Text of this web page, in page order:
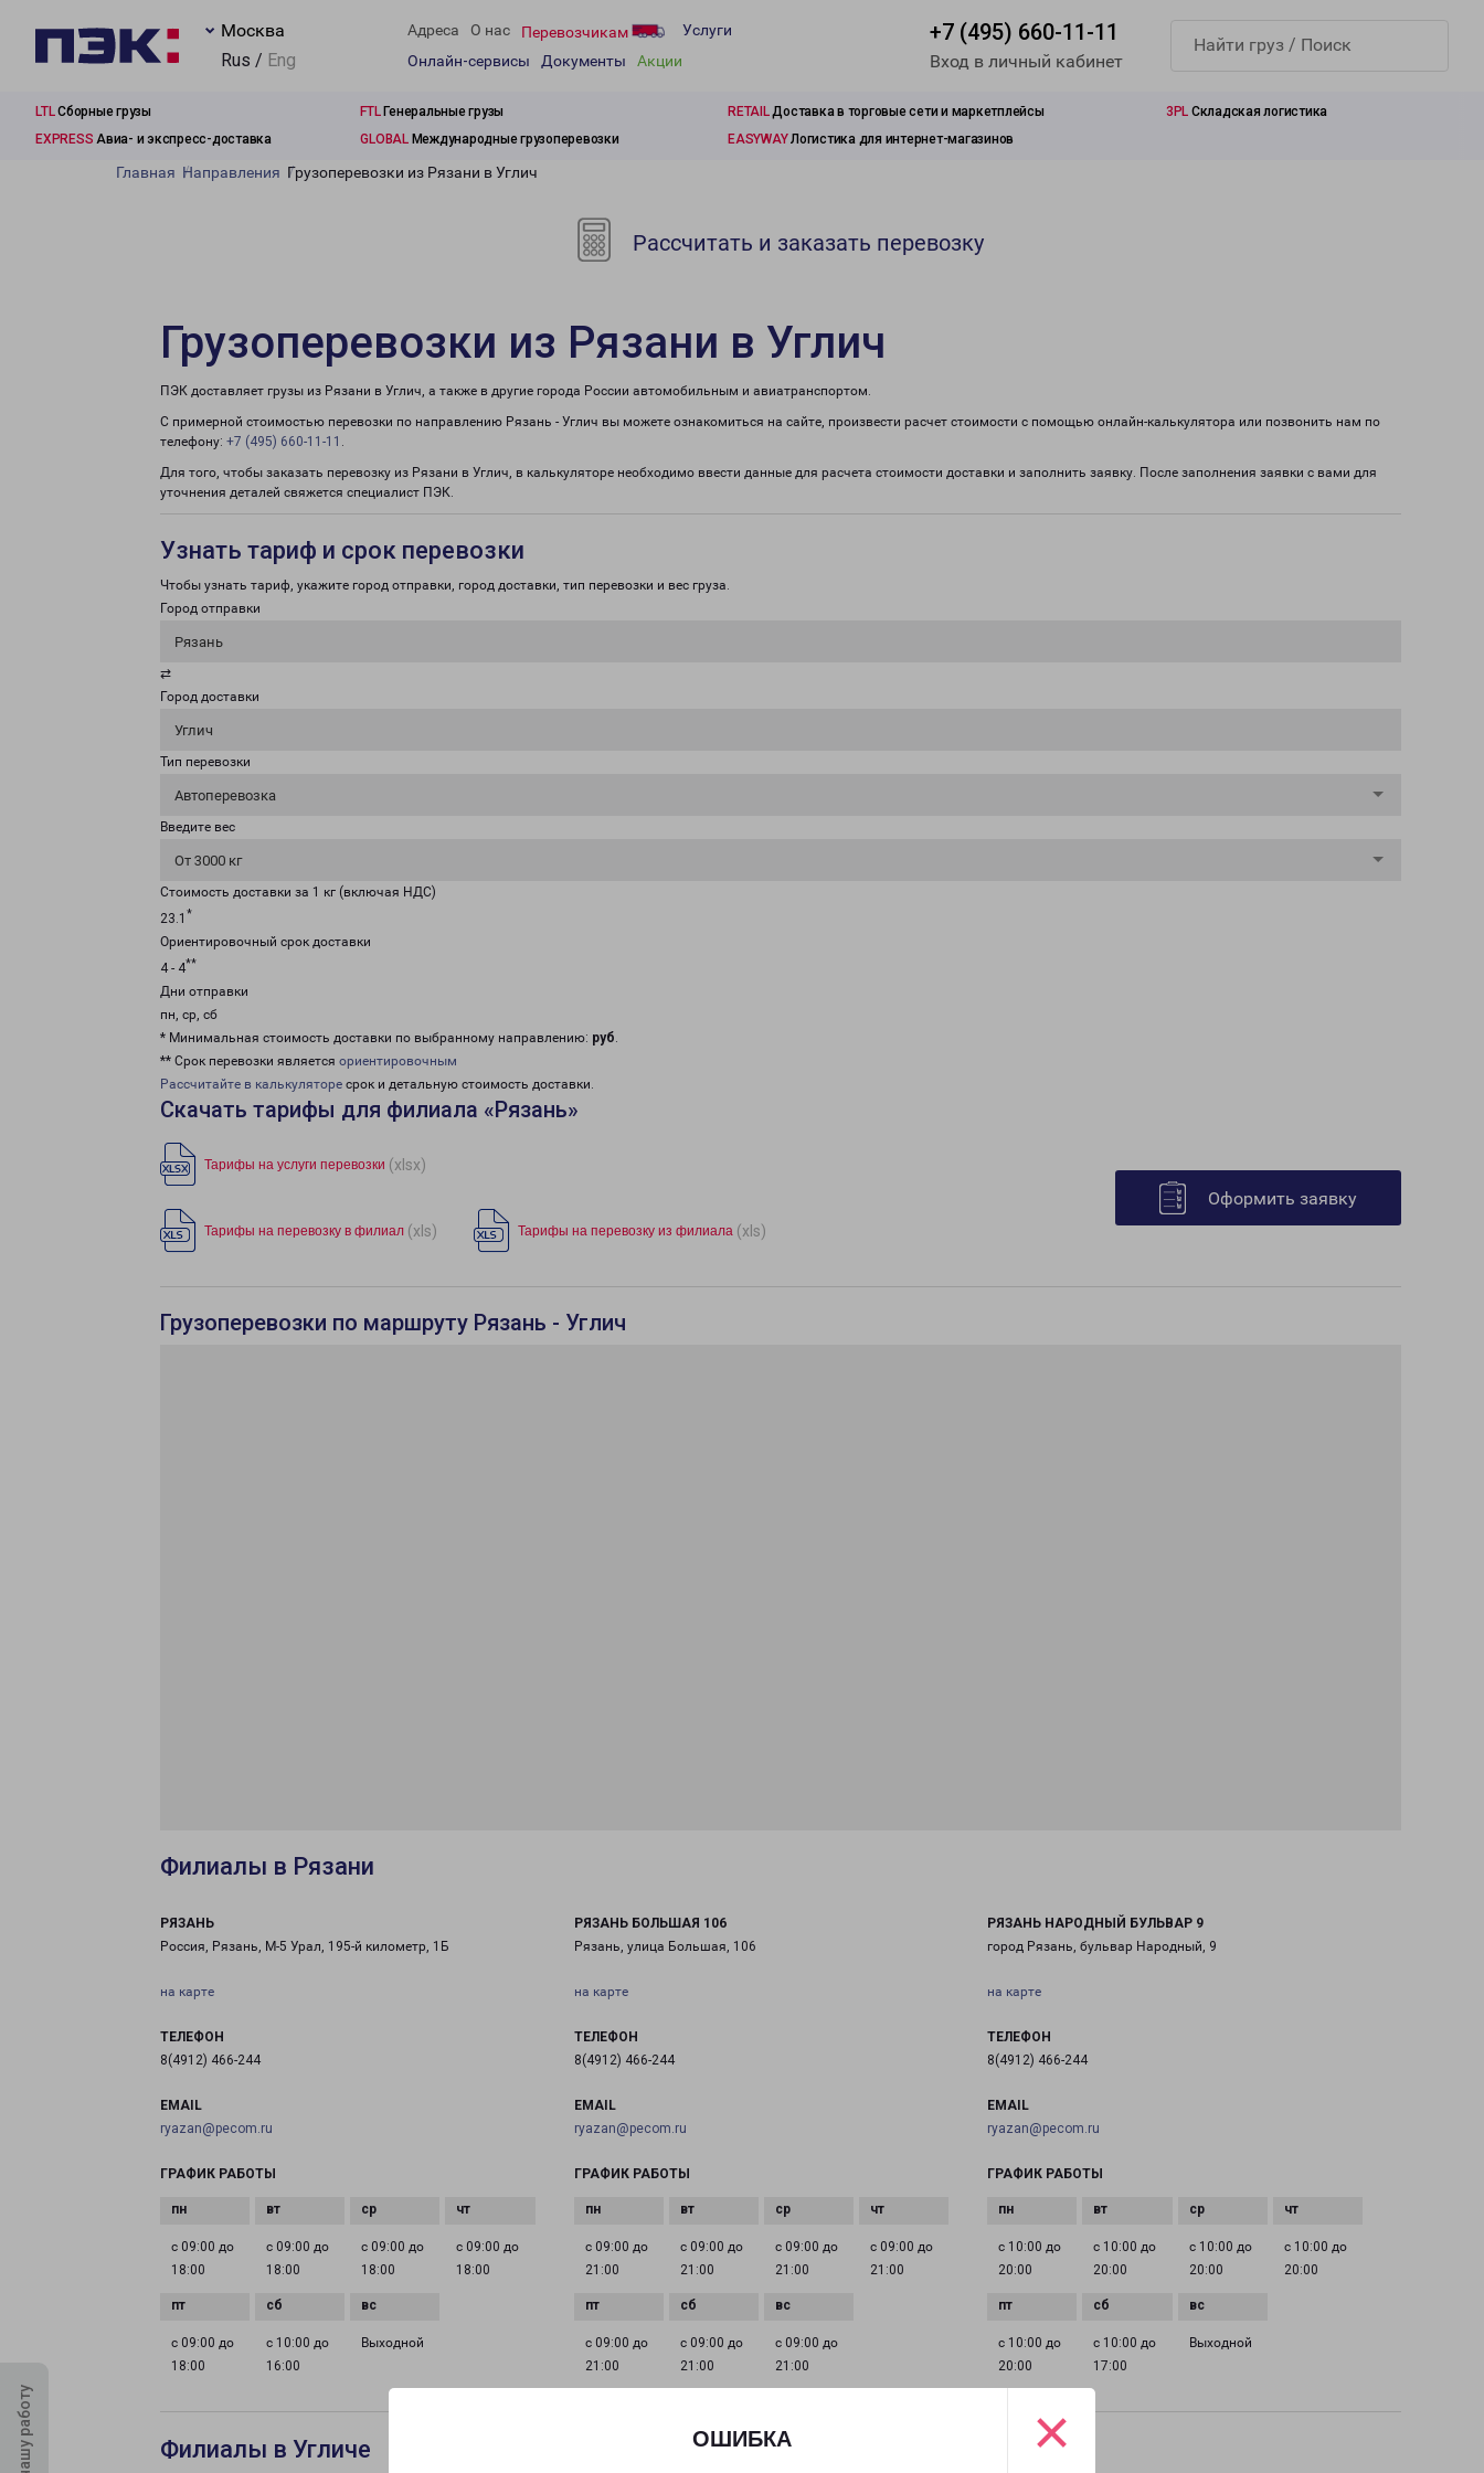
ОШИБКА ×
Москва
Rus / Eng
Адреса О нас Перевозчикам
Услуги
Онлайн-сервисы
Документы Акции
+7 (495) 660-11-11
Вход в личный кабинет
LTLСборные грузы FTLГенеральные грузы RETAILДоставка в торговые сети и маркетплейсы 3PL Складская логистика
EXPRESS Авиа- и экспресс-доставка GLOBALМеждународные грузоперевозки EASYWAYЛогистика для интернет-магазинов
Главная Направления Грузоперевозки из Рязани в Углич
Рассчитать и заказать перевозку
Грузоперевозки из Рязани в Углич
ПЭК доставляет грузы из Рязани в Углич, а также в другие города России автомобильным и авиатранспортом.
С примерной стоимостью перевозки по направлению Рязань - Углич вы можете ознакомиться на сайте, произвести расчет стоимости с помощью онлайн-калькулятора или позвонить нам по
телефону: +7 (495) 660-11-11 .
Для того, чтобы заказать перевозку из Рязани в Углич, в калькуляторе необходимо ввести данные для расчета стоимости доставки и заполнить заявку. После заполнения заявки с вами для
уточнения деталей свяжется специалист ПЭК.
Узнать тариф и срок перевозки
Чтобы узнать тариф, укажите город отправки, город доставки, тип перевозки и вес груза.
Город отправки
Рязань
⇄
Город доставки
Углич
Тип перевозки
Автоперевозка
Введите вес
От 3000 кг
Стоимость доставки за 1 кг (включая НДС)
23.1 *
Ориентировочный срок доставки
4 - 4**
Дни отправки
пн, ср, сб
* Минимальная стоимость доставки по выбранному направлению: руб.
** Срок перевозки является ориентировочным
Рассчитайте в калькуляторе срок и детальную стоимость доставки.
Скачать тарифы для филиала «Рязань»
Тарифы на услуги перевозки (xlsx)
Тарифы на перевозку в филиал (xls) Тарифы на перевозку из филиала (xls)
Оформить заявку
Грузоперевозки по маршруту Рязань - Углич
Филиалы в Рязани
РЯЗАНЬ
Россия, Рязань, М-5 Урал, 195-й километр, 1Б
на карте
ТЕЛЕФОН
8(4912) 466-244
EMAIL
ryazan@pecom.ru
ГРАФИК РАБОТЫ
с 09:00 до
18:00
с 09:00 до
18:00
с 09:00 до
18:00
с 09:00 до
18:00
с 09:00 до
18:00
с 10:00 до
16:00
Выходной
РЯЗАНЬ БОЛЬШАЯ 106
Рязань, улица Большая, 106
на карте
ТЕЛЕФОН
8(4912) 466-244
EMAIL
ryazan@pecom.ru
ГРАФИК РАБОТЫ
с 09:00 до
21:00
с 09:00 до
21:00
с 09:00 до
21:00
с 09:00 до
21:00
с 09:00 до
21:00
с 09:00 до
21:00
с 09:00 до
21:00
РЯЗАНЬ НАРОДНЫЙ БУЛЬВАР 9
город Рязань, бульвар Народный, 9
на карте
ТЕЛЕФОН
8(4912) 466-244
EMAIL
ryazan@pecom.ru
ГРАФИК РАБОТЫ
с 10:00 до
20:00
с 10:00 до
20:00
с 10:00 до
20:00
с 10:00 до
20:00
с 10:00 до
20:00
с 10:00 до
17:00
Выходной
Филиалы в Угличе